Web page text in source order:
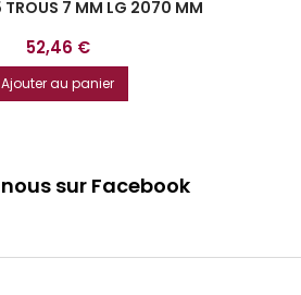
TROUS 7 MM LG 2070 MM
Prix
52,46 €
Ajouter au panier
sur Facebook